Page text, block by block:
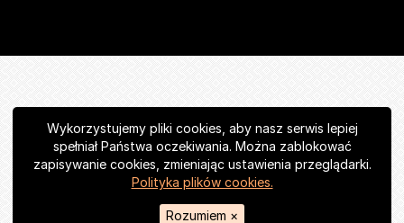
Wykorzystujemy pliki cookies, aby nasz serwis lepiej
spełniał Państwa oczekiwania. Można zablokować
zapisywanie cookies, zmieniając ustawienia przeglądarki.
Polityka plików cookies.
Rozumiem ×